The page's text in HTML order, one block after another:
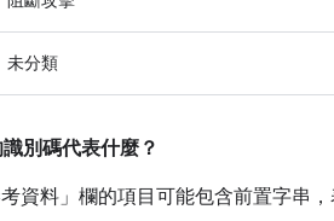
未分類
別碼代表什麼？
資料」 欄的項目可能包含前置字串